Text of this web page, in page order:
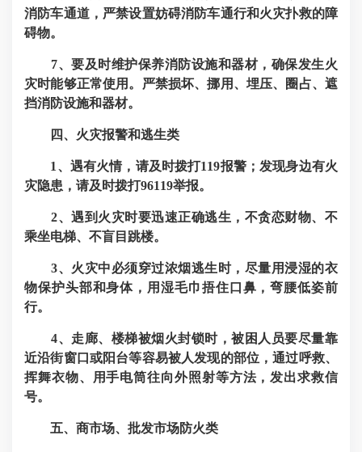
消防车通道，严禁设置妨碍消防车通行和火灾扑救的障
碍物。
7、要及时维护保养消防设施和器材，确保发生火
灾时能够正常使用。严禁损坏、挪用、埋压、圈占、遮
挡消防设施和器材。
四、火灾报警和逃生类
1、遇有火情，请及时拨打119报警；发现身边有火
灾隐患，请及时拨打96119举报。
2、遇到火灾时要迅速正确逃生，不贪恋财物、不
乘坐电梯、不盲目跳楼。
3、火灾中必须穿过浓烟逃生时，尽量用浸湿的衣
物保护头部和身体，用湿毛巾捂住口鼻，弯腰低姿前
行。
4、走廊、楼梯被烟火封锁时，被困人员要尽量靠
近沿街窗口或阳台等容易被人发现的部位，通过呼救、
挥舞衣物、用手电筒往向外照射等方法，发出求救信
号。
五、商市场、批发市场防火类